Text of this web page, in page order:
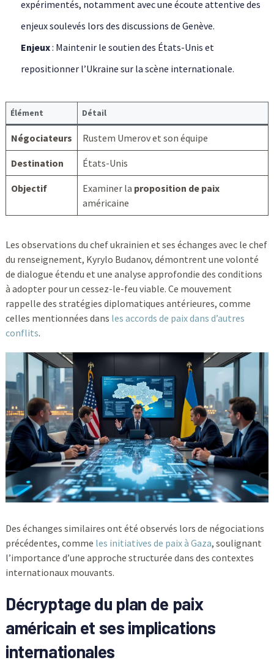
expérimentés, notamment avec une écoute attentive des
enjeux soulevés lors des discussions de Genève.
Enjeux: Maintenir le soutien des États-Unis et
repositionner l’Ukraine sur la scène internationale.
Élément Détail
Négociateurs Rustem Umerov et son équipe
Destination États-Unis
Objectif Examiner la proposition de paix
américaine
Les observations du chef ukrainien et ses échanges avec le chef
du renseignement, Kyrylo Budanov, démontrent une volonté
de dialogue étendu et une analyse approfondie des conditions
à adopter pour un cessez-le-feu viable. Ce mouvement
rappelle des stratégies diplomatiques antérieures, comme
celles mentionnées dans les accords de paix dans d’autres
conflits.
Des échanges similaires ont été observés lors de négociations
précédentes, comme les initiatives de paix à Gaza, soulignant
l’importance d’une approche structurée dans des contextes
internationaux mouvants.
Décryptage du plan de paix
américain et ses implications
internationales